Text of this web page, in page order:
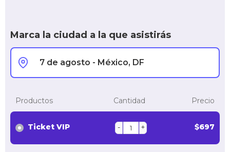
Marca la ciudad a la que asistirás
Productos Cantidad Precio
Ticket VIP $697